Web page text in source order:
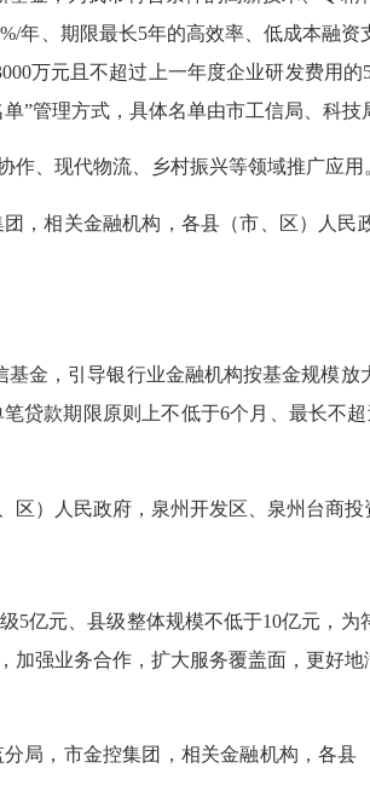
年、期限最长5年的高效率、低成本融
万元且不超过上一年度企业研发费用的
”管理方式，具体名单由市工信局、科技
、现代物流、乡村振兴等领域推广应用
相关金融机构，各县（市、区）人民
，引导银行业金融机构按基金规模放
贷款期限原则上不低于6个月、最长不
）人民政府，泉州开发区、泉州台商投
元、县级整体规模不低于10亿元，为
强业务合作，扩大服务覆盖面，更好
，市金控集团，相关金融机构，各县